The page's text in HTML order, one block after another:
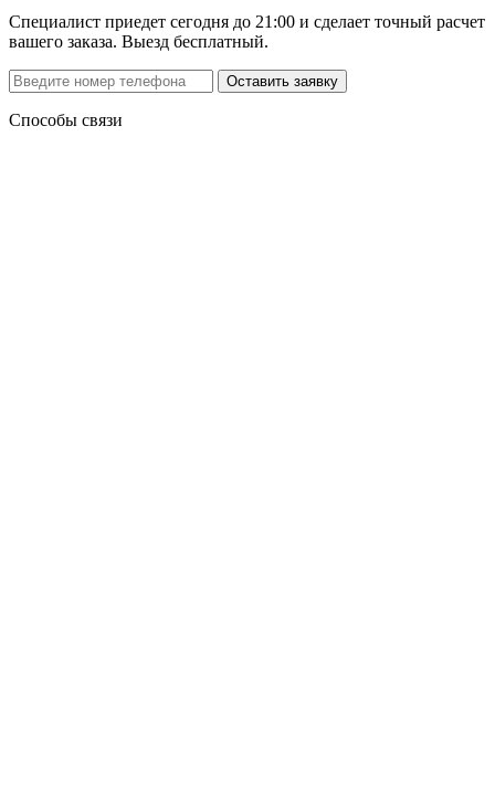
Специалист приедет сегодня до 21:00 и сделает точный расчет
вашего заказа. Выезд бесплатный.
Способы связи